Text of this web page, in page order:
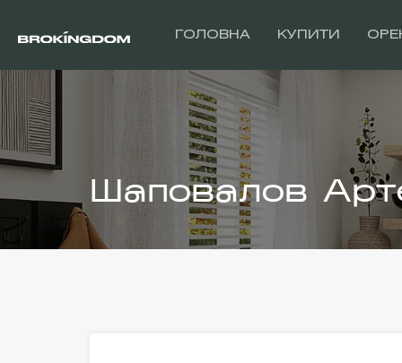
ГОЛОВНА КУПИТИ
Шаповалов